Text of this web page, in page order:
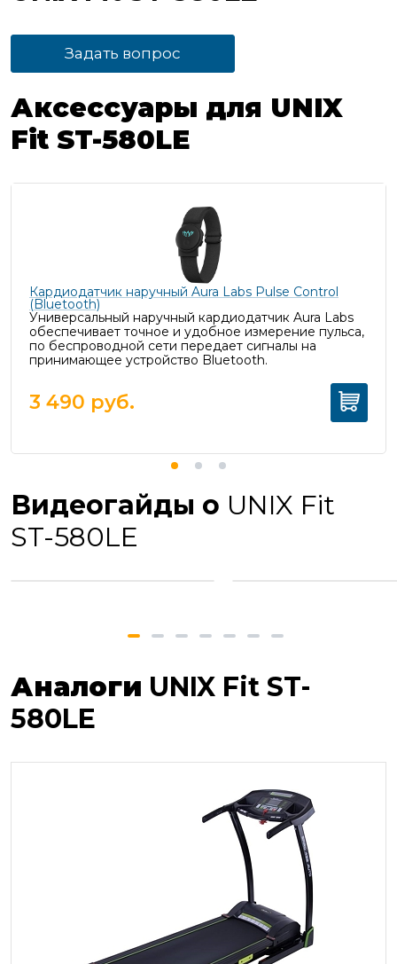
Задать вопрос
Аксессуары для UNIX
Fit ST-580LE
Кардиодатчик наручный Aura Labs Pulse Control
(Bluetooth)
Универсальный наручный кардиодатчик Aura Labs
обеспечивает точное и удобное измерение пульса,
по беспроводной сети передает сигналы на
принимающее устройство Bluetooth.
3 490 руб.
Видеогайды о UNIX Fit
ST-580LE
Аналоги UNIX Fit ST-
580LE